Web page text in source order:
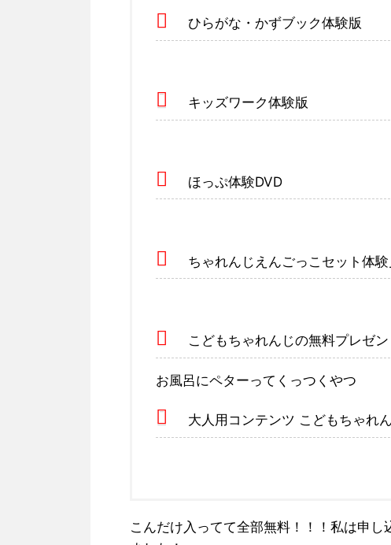
ひらがな・かずブック体験版
キッズワーク体験版
ほっぷ体験DVD
ちゃれんじえんごっこセット体
こどもちゃれんじの無料プレゼン
お風呂にペターってくっつくやつ
大人用コンテンツ こどもちゃれ
こんだけ入ってて全部無料！！！ 私は申し